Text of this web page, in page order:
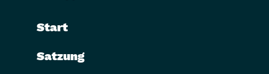
Start
Satzung